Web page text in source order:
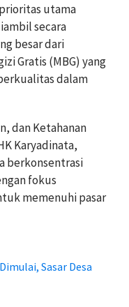
utama
secara
besar dari
Gratis (MBG) yang
dalam
dan Ketahanan
Karyadinata,
berkonsentrasi
fokus
memenuhi pasar
Sasar Desa